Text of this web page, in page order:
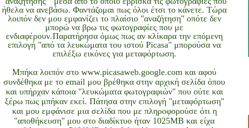
ήθελα να ανεβάσω. Φαντάζομαι πως όλοι έτσι το κάνετε. Τώρα
λοιπόν δεν μου εμφανίζει το πλαίσιο "αναζήτηση" οπότε δεν
μπορώ να βρω τις φωτογραφίες που με
ενδιαφέρουν.Παρατήρησα όμως πως αν κλίκαρα την επόμενη
επιλογή "από τα λευκώματα του ιστού Picasa" μπορούσα να
επιλέξω εικόνες για μεταφόρτωση.
Μπήκα λοιπόν στο www.picasaweb.google.com και αφού
συνδέθηκα με το email μου βρέθηκα στην αρχική σελίδα όπου
και υπήρχαν κάποια "λευκώματα φωτογραφιών" που ούτε και
ξέρω πως μπήκαν εκεί. Πάτησα στην επιλογή "μεταφόρτωση"
και μου εμφάνισε μια σελίδα που με πληροφορούσε ότι η
"αποθήκευση" μου στο διαδίκτυο ήταν 1025ΜΒ και είχα